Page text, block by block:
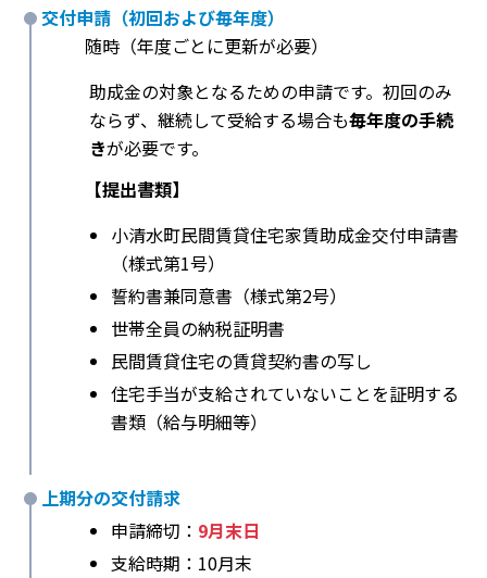
交付申請（初回および毎年度）
随時（年度ごとに更新が必要）
助成金の対象となるための申請です。初回のみ
ならず、継続して受給する場合も毎年度の手続
きが必要です。
【提出書類】
小清水町民間賃貸住宅家賃助成金交付申請書
（様式第1号）
誓約書兼同意書（様式第2号）
世帯全員の納税証明書
民間賃貸住宅の賃貸契約書の写し
住宅手当が支給されていないことを証明する
書類（給与明細等）
上期分の交付請求
申請締切： 9月末日
支給時期：10月末